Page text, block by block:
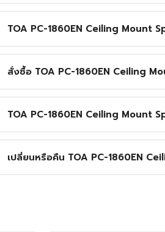
TOA PC-1860EN Ceiling Mount
สั่งซื้อ TOA PC-1860EN Ceiling
TOA PC-1860EN Ceiling Mount
เปลี่ยนหรือคืน TOA PC-1860EN